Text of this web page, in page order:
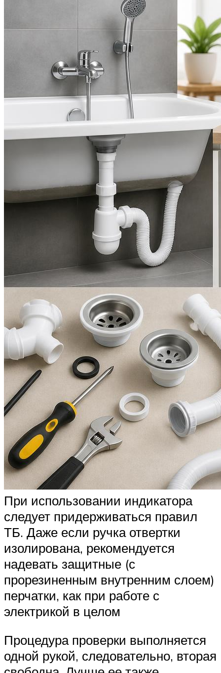
При использовании индикатора
следует придерживаться правил
ТБ. Даже если ручка отвертки
изолирована, рекомендуется
надевать защитные (с
прорезиненным внутренним слоем)
перчатки, как при работе с
электрикой в целом
Процедура проверки выполняется
одной рукой, следовательно, вторая